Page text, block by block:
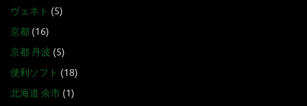
ヴェネト (5)
京都 (16)
京都 丹波 (5)
便利ソフト (18)
北海道 余市 (1)